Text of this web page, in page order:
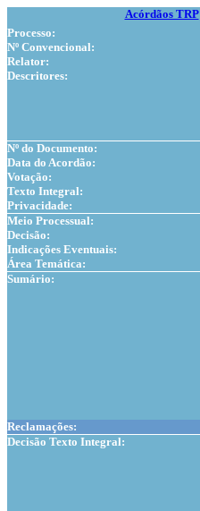
Acórdãos TRP
Processo:
Nº Convencional:
Relator:
Descritores:
Nº do Documento:
Data do Acordão:
Votação:
Texto Integral:
Privacidade:
Meio Processual:
Decisão:
Indicações Eventuais:
Área Temática:
Sumário:
Reclamações:
Decisão Texto Integral: